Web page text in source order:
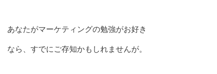
あなたがマーケティングの勉強がお好き
なら、すでにご存知かもしれませんが。